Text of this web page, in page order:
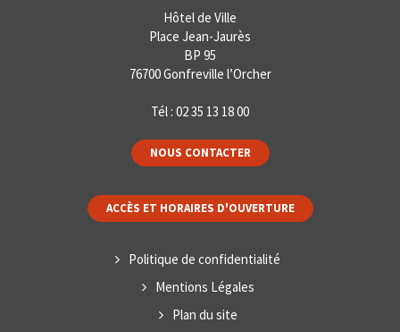
Hôtel de Ville
Place Jean-Jaurès
BP 95
76700 Gonfreville l’Orcher
Tél : 02 35 13 18 00
NOUS CONTACTER
ACCÈS ET HORAIRES D'OUVERTURE
Politique de confidentialité
Mentions Légales
Plan du site